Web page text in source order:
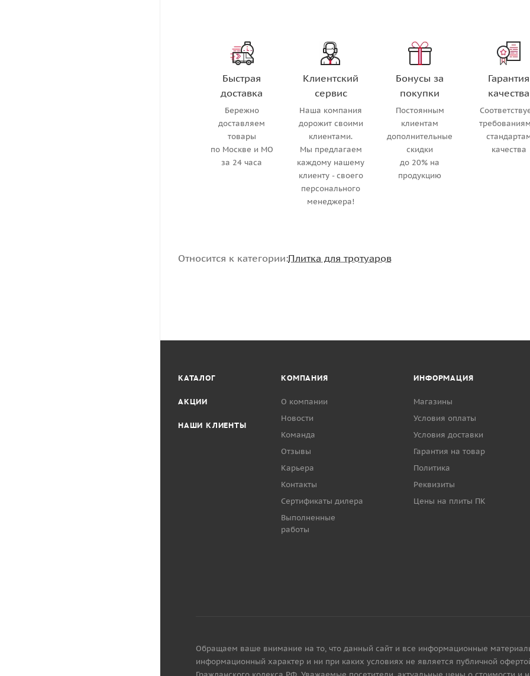
Быстрая
доставка
Бережно
доставляем
товары
по Москве и МО
за 24 часа
Клиентский
сервис
Наша компания
дорожит своими
клиентами.
Мы предлагаем
каждому нашему
клиенту - своего
персонального
менеджера!
Бонусы за
покупки
Постоянным
клиентам
дополнительные
скидки
до 20% на
продукцию
Гарантия
качества
качества
Относится к категории:Плитка для тротуаров
КАТАЛОГ
АКЦИИ
НАШИ КЛИЕНТЫ
КОМПАНИЯ
О компании
Новости
Команда
Отзывы
Карьера
Контакты
Сертификаты дилера
Выполненные
работы
ИНФОРМАЦИЯ
Магазины
Условия оплаты
Условия доставки
Гарантия на товар
Политика
Реквизиты
Цены на плиты ПК
Обращаем ваше внимание на то, что данный сайт и все информационные
информационный характер и ни при каких условиях не является публичной